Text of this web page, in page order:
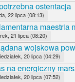
ostentacja
22 lipca (08:13)
maestria
21 lipca (08:20)
wojskowa
20 lipca (04:29)
na energiczny
20 lipca (07:52)